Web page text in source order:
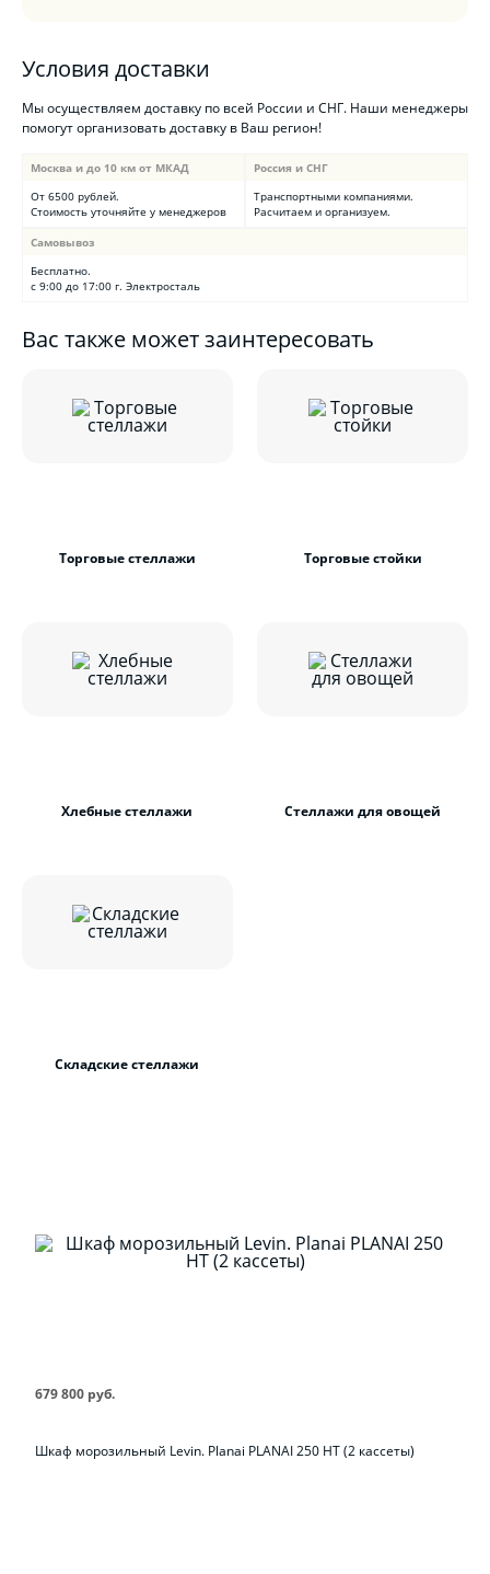
Условия доставки
Мы осуществляем доставку по всей России и СНГ. Наши менеджеры
помогут организовать доставку в Ваш регион!
Москва и до 10 км от МКАД
От 6500 рублей.
Стоимость уточняйте у менеджеров
Россия и СНГ
Транспортными компаниями.
Расчитаем и организуем.
Самовывоз
Бесплатно.
с 9:00 до 17:00 г. Электросталь
Вас также может заинтересовать
Торговые стеллажи Торговые стойки
Хлебные стеллажи Стеллажи для овощей
Складские стеллажи
679 800 руб.
Шкаф морозильный Levin. Planai PLANAI 250 НТ (2 кассеты)